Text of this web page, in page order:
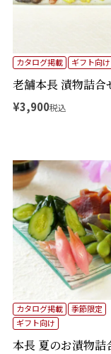
在庫なし商品
予約商品
老舗本長 漬物詰合
カタログ掲載 ギフト向け
¥3,900税込
本長 夏のお漬物詰
カタログ掲載
季節限定
ギフト向け